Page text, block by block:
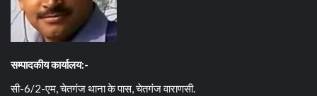
सम्पादकीय कार्यालय:-
सी-6/2-एम, चेतगंज थाना के पास, चेतगंज वाराणसी.